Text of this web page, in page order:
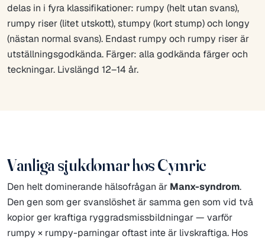
delas in i fyra klassifikationer: rumpy (helt utan svans),
rumpy riser (litet utskott), stumpy (kort stump) och longy
(nästan normal svans). Endast rumpy och rumpy riser är
utställningsgodkända. Färger: alla godkända färger och
teckningar. Livslängd 12–14 år.
Vanliga sjukdomar hos Cymric
Den helt dominerande hälsofrågan är Manx-syndrom.
Den gen som ger svanslöshet är samma gen som vid två
kopior ger kraftiga ryggradsmissbildningar — varför
rumpy × rumpy-parningar oftast inte är livskraftiga. Hos